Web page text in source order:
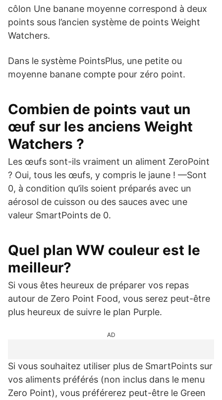
côlon Une banane moyenne correspond à deux
points sous l’ancien système de points Weight
Watchers.
Dans le système PointsPlus, une petite ou
moyenne banane compte pour zéro point.
Combien de points vaut un
œuf sur les anciens Weight
Watchers ?
Les œufs sont-ils vraiment un aliment ZeroPoint
? Oui, tous les œufs, y compris le jaune ! —Sont
0, à condition qu’ils soient préparés avec un
aérosol de cuisson ou des sauces avec une
valeur SmartPoints de 0.
Quel plan WW couleur est le
meilleur?
Si vous êtes heureux de préparer vos repas
autour de Zero Point Food, vous serez peut-être
plus heureux de suivre le plan Purple.
AD
Si vous souhaitez utiliser plus de SmartPoints sur
vos aliments préférés (non inclus dans le menu
Zero Point), vous préférerez peut-être le Green